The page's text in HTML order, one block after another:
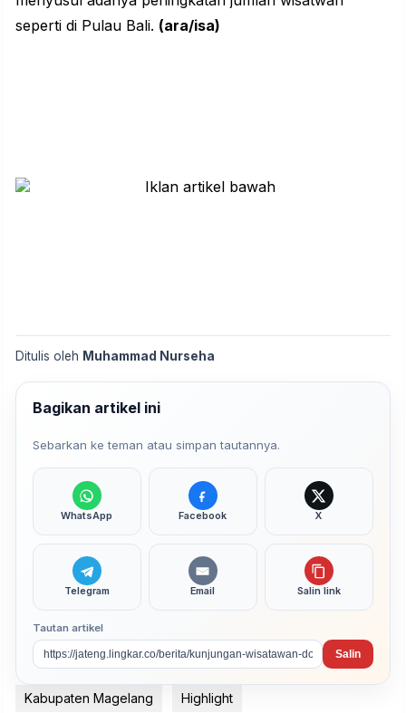
seperti di Pulau Bali. (ara/isa)
Ditulis oleh Muhammad Nurseha
Bagikan artikel ini
Sebarkan ke teman atau simpan tautannya.
WhatsApp Facebook X
Telegram Email Salin link
Tautan artikel
Salin
Kabupaten Magelang Highlight